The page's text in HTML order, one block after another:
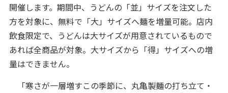
開催します。期間中、うどんの「並」サイズを注文した
方を対象に、無料で「大」サイズへ麺を増量可能。店内
飲食限定で、うどんは大サイズが用意されているもので
あれば全商品が対象。大サイズから「得」サイズへの増
量はできません。
「寒さが一層増すこの季節に、丸亀製麺の打ち立て・